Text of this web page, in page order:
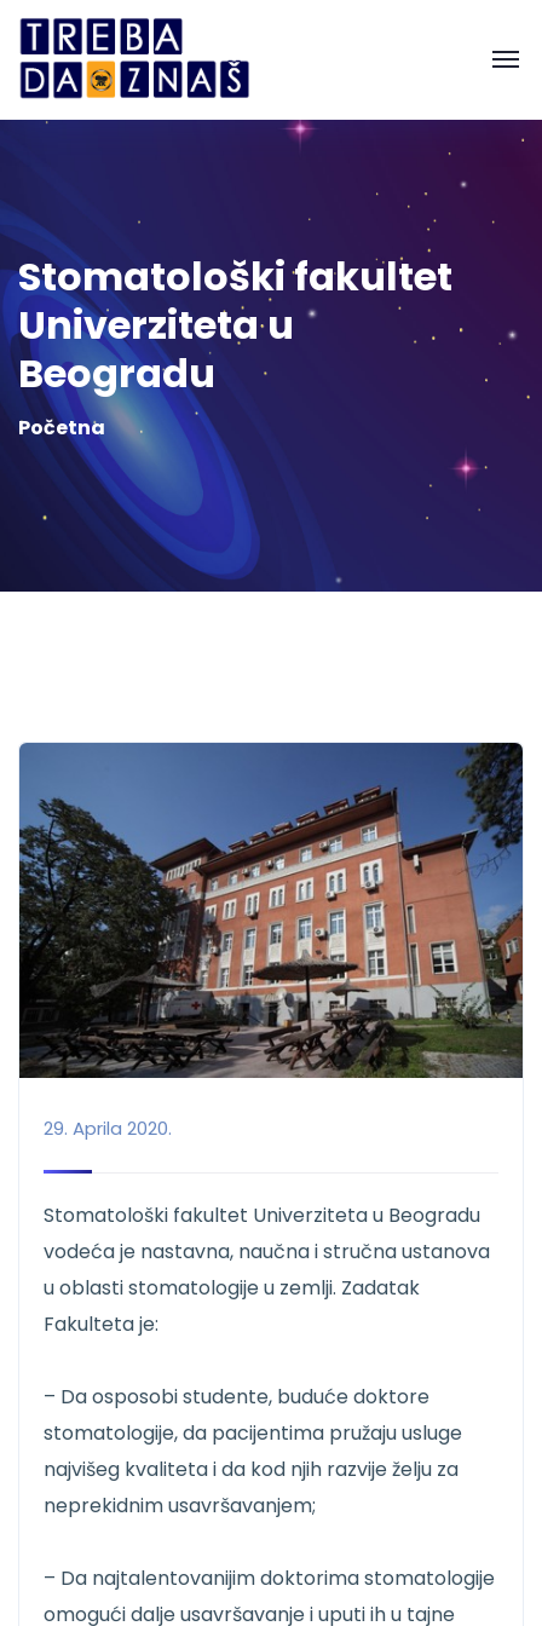
Stomatološki fakultet
Univerziteta u
Beogradu
Početna
29. Aprila 2020.
Stomatološki fakultet Univerziteta u Beogradu
vodeća je nastavna, naučna i stručna ustanova
u oblasti stomatologije u zemlji. Zadatak
Fakulteta je:
– Da osposobi studente, buduće doktore
stomatologije, da pacijentima pružaju usluge
najvišeg kvaliteta i da kod njih razvije želju za
neprekidnim usavrša­va­njem;
– Da najtalentovanijim doktorima stomatologije
omogući dalje usavršavanje i uputi ih u tajne